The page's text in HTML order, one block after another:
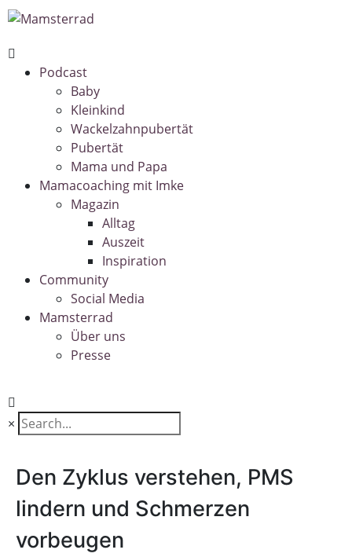
Podcast
Baby
Kleinkind
Wackelzahnpubertät
Pubertät
Mama und Papa
Mamacoaching mit Imke
Magazin
Alltag
Auszeit
Inspiration
Community
Social Media
Mamsterrad
Über uns
Presse
×
Den Zyklus verstehen, PMS
lindern und Schmerzen
vorbeugen